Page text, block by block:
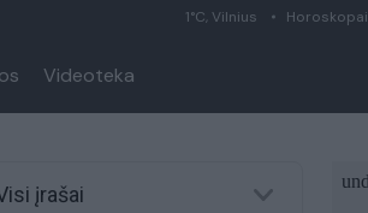
1°C, Vilnius Horoskopai
Videoteka
įrašai